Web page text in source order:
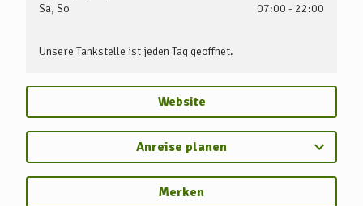
Sa, So
07:00 - 22:00
Unsere Tankstelle ist jeden Tag geöffnet.
Website
Anreise planen
Merken